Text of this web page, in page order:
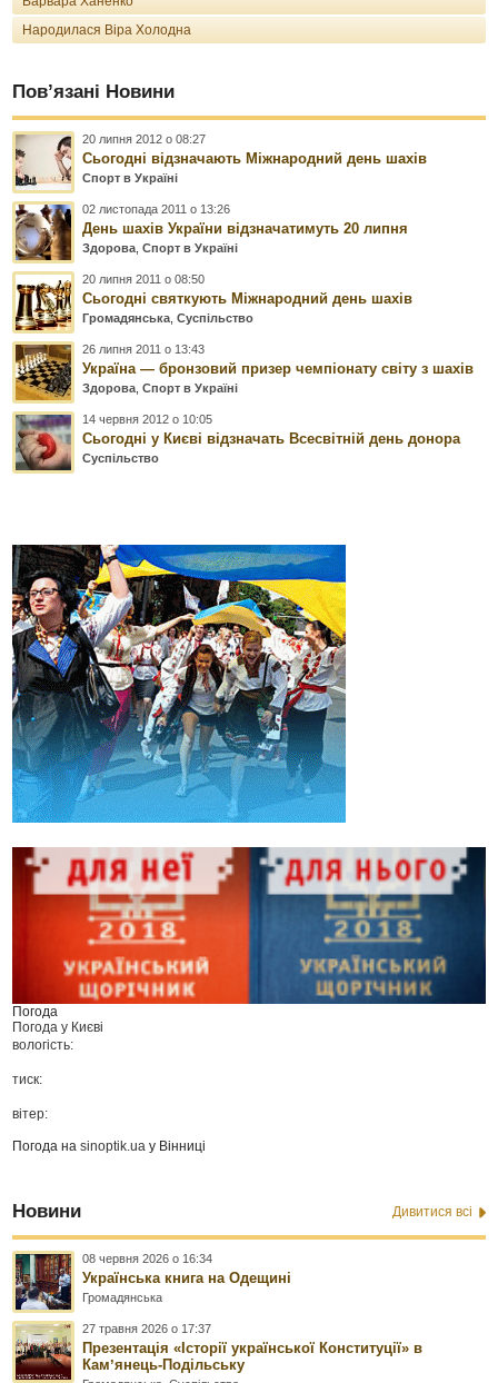
Народилася Віра Холодна
Пов’язані Новини
20 липня 2012 о 08:27
Сьогодні відзначають Міжнародний день шахів
Спорт в Україні
02 листопада 2011 о 13:26
День шахів України відзначатимуть 20 липня
Здорова ,Спорт в Україні
20 липня 2011 о 08:50
Сьогодні святкують Міжнародний день шахів
Громадянська ,Суспільство
26 липня 2011 о 13:43
Україна — бронзовий призер чемпіонату світу з шахів
Здорова ,Спорт в Україні
14 червня 2012 о 10:05
Сьогодні у Києві відзначать Всесвітній день донора
Суспільство
Погода
Погода у Києві
вологість:
тиск:
вітер:
Погода наsinoptik.ua у Вінниці
Новини Дивитися всі
08 червня 2026 о 16:34
Українська книга на Одещині
Громадянська
27 травня 2026 о 17:37
Презентація «Історії української Конституції» в
Камʼянець-Подільську